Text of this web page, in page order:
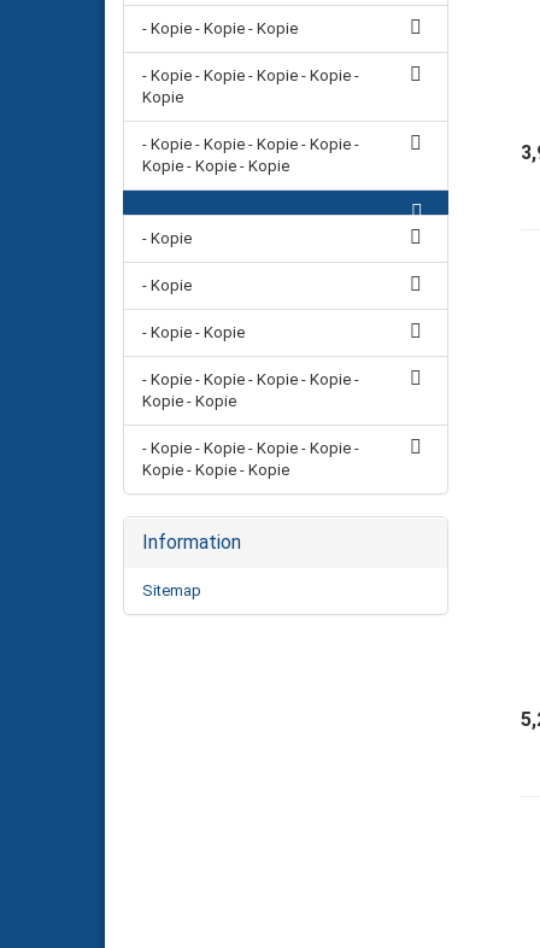
- Kopie - Kopie - Kopie
- Kopie - Kopie - Kopie - Kopie -
Kopie
- Kopie - Kopie - Kopie - Kopie -
Kopie - Kopie - Kopie
- Kopie
- Kopie
- Kopie - Kopie
- Kopie - Kopie - Kopie - Kopie -
Kopie - Kopie
- Kopie - Kopie - Kopie - Kopie -
Kopie - Kopie - Kopie
Information
Sitemap